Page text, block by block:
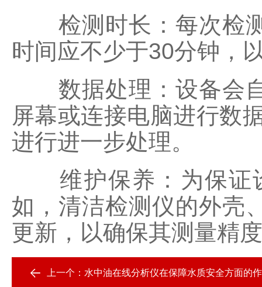
检测时长：每次检测
时间应不少于30分钟，
数据处理：设备会自
屏幕或连接电脑进行数
进行进一步处理。
维护保养：为保证设
如，清洁检测仪的外壳
更新，以确保其测量精
上一个： 水中油在线分析仪在保障水质安全方面的